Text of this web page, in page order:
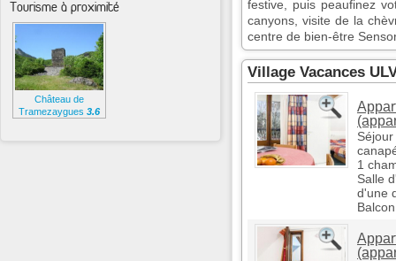
festive, puis peaufinez
canyons, visite de la
centre de bien-être
Village Vacances
1
Salle
d'une
Balcon
Tourisme à proximité
Château de
Tramezaygues 3.6